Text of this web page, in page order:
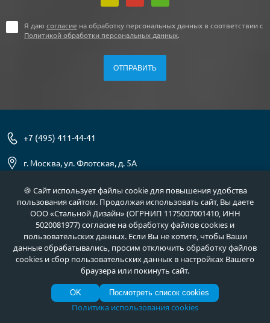
Я даю согласие на обработку персональных данных в соответствии с
Политикой обработки персональных данных.
+7 (495) 411-44-41
г. Москва, ул. Флотская, д. 5А
info@meta-m.ru
Найти:
О нас
Услуги
Как купить
Документы
🍪 Сайт использует файлы cookie для повышения удобства
пользования сайтом. Продолжая использовать сайт, Вы даете
ООО «Стальной Дизайн» (ОГРНИП 1175007001410, ИНН
5020081977) согласие на обработку файлов cookies и
пользовательских данных. Если Вы не хотите, чтобы Ваши
данные обрабатывались, просим отключить обработку файлов
cookies и сбор пользовательских данных в настройках Вашего
браузера или покинуть сайт.
OK Посмотреть список cookies
Политика использования cookies